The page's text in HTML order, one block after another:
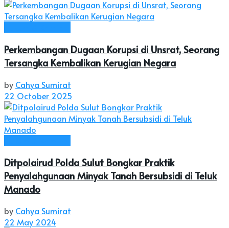
Perkembangan Dugaan Korupsi di Unsrat, Seorang
Tersangka Kembalikan Kerugian Negara
by Cahya Sumirat
22 October 2025
Ditpolairud Polda Sulut Bongkar Praktik
Penyalahgunaan Minyak Tanah Bersubsidi di Teluk
Manado
by Cahya Sumirat
22 May 2024